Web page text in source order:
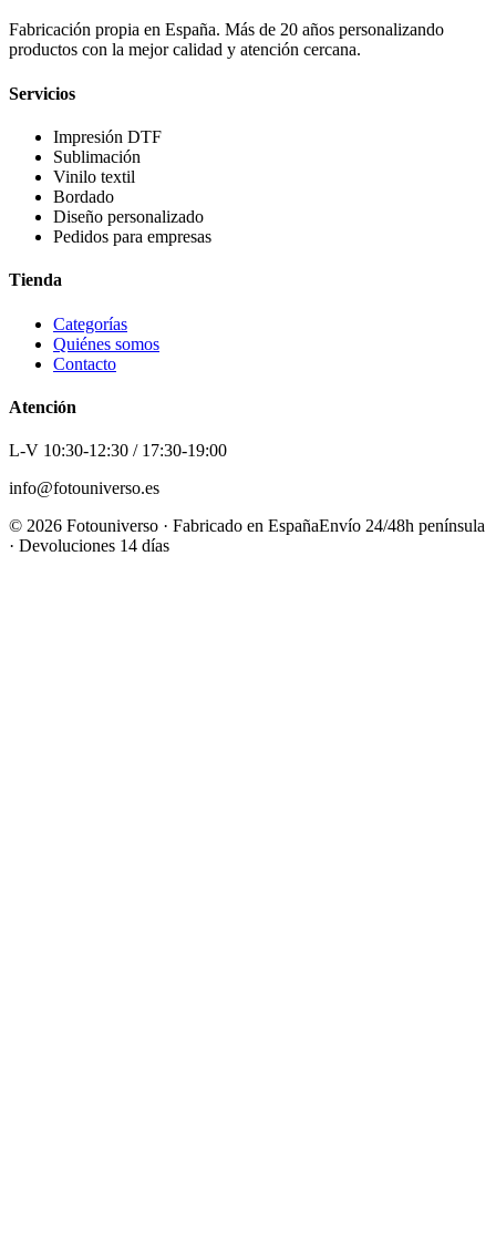
Fabricación propia en España. Más de 20 años personalizando
productos con la mejor calidad y atención cercana.
Servicios
Impresión DTF
Sublimación
Vinilo textil
Bordado
Diseño personalizado
Pedidos para empresas
Tienda
Categorías
Quiénes somos
Contacto
Atención
L-V 10:30-12:30 / 17:30-19:00
info@fotouniverso.es
© 2026 Fotouniverso · Fabricado en EspañaEnvío 24/48h península
· Devoluciones 14 días